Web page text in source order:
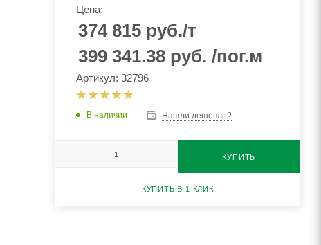
Цена:
374 815руб./т
399 341.38 руб. /пог.м
Артикул: 32796
В наличии Нашли дешевле?
КУПИТЬ
КУПИТЬ В 1 КЛИК